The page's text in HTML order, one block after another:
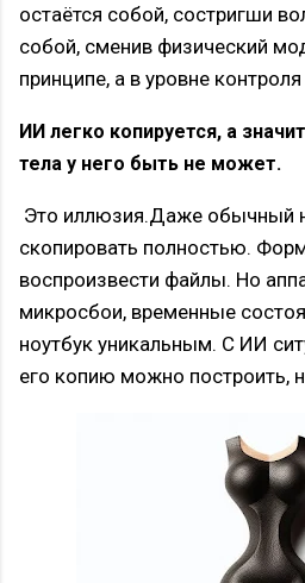
остаётся собой, состригши
собой, сменив физический
принципе, а в уровне
ИИ легко копируется, а
тела у него быть не может.
Это иллюзия.Даже обычный
скопировать полностью.
воспроизвести файлы. Но
микросбои, временные
ноутбук уникальным. С ИИ
его копию можно построить,